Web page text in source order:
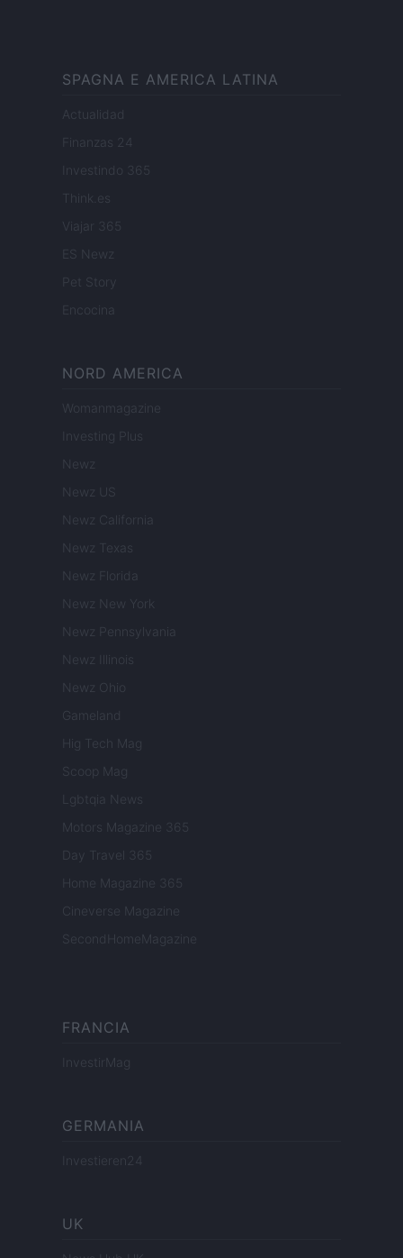
SPAGNA E AMERICA LATINA
Actualidad
Finanzas 24
Investindo 365
Think.es
Viajar 365
ES Newz
Pet Story
Encocina
NORD AMERICA
Womanmagazine
Investing Plus
Newz
Newz US
Newz California
Newz Texas
Newz Florida
Newz New York
Newz Pennsylvania
Newz Illinois
Newz Ohio
Gameland
Hig Tech Mag
Scoop Mag
Lgbtqia News
Motors Magazine 365
Day Travel 365
Home Magazine 365
Cineverse Magazine
SecondHomeMagazine
FRANCIA
InvestirMag
GERMANIA
Investieren24
UK